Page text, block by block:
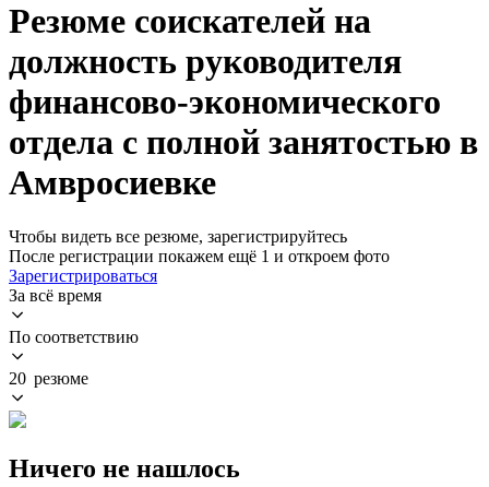
Резюме соискателей на
должность руководителя
финансово-экономического
отдела с полной занятостью в
Амвросиевке
Чтобы видеть все резюме, зарегистрируйтесь
После регистрации покажем ещё 1 и откроем фото
Зарегистрироваться
За всё время
По соответствию
20 резюме
Ничего не нашлось